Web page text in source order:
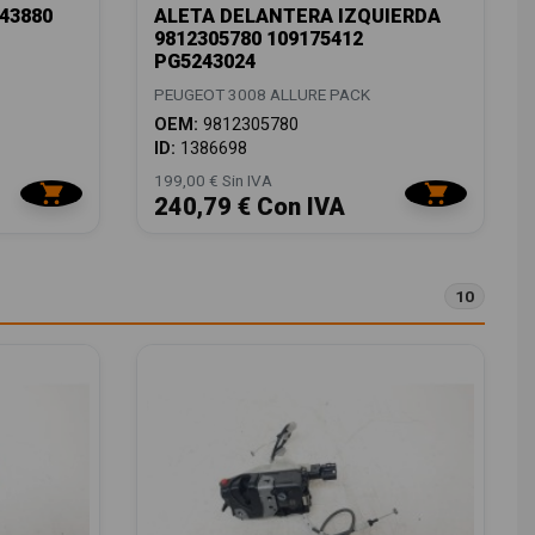
ALETA DELANTERA IZQUIERDA
9812305780 109175412
PG5243024
PEUGEOT 3008 ALLURE PACK
OEM: 9812305780
ID: 1386698
199,00 € Sin IVA
240,79 € Con IVA
10